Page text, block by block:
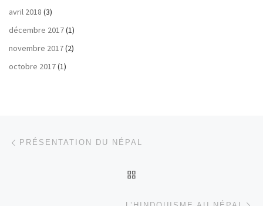
avril 2018 (3)
décembre 2017(1)
novembre 2017(2)
octobre 2017(1)
Parcourir les articles
PRÉSENTATION DU NÉPAL